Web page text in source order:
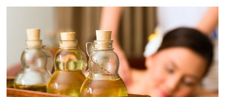
lumière
bleue
?